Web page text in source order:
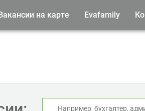
на карте Evafamily